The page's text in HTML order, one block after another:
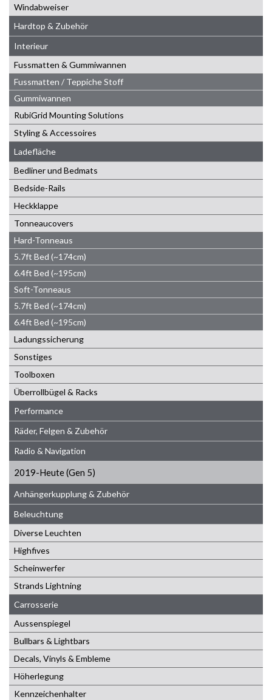
Windabweiser
Hardtop & Zubehör
Interieur
Fussmatten & Gummiwannen
Fussmatten / Teppiche Stoff
Gummiwannen
RubiGrid Mounting Solutions
Styling & Accessoires
Ladefläche
Bedliner und Bedmats
Bedside-Rails
Heckklappe
Tonneaucovers
Hard-Tonneaus
5.7ft Bed (~174cm)
6.4ft Bed (~195cm)
Soft-Tonneaus
5.7ft Bed (~174cm)
6.4ft Bed (~195cm)
Ladungssicherung
Sonstiges
Toolboxen
Überrollbügel & Racks
Performance
Räder, Felgen & Zubehör
Radio & Navigation
2019-Heute (Gen 5)
Anhängerkupplung & Zubehör
Beleuchtung
Diverse Leuchten
Highfives
Scheinwerfer
Strands Lightning
Carrosserie
Aussenspiegel
Bullbars & Lightbars
Decals, Vinyls & Embleme
Höherlegung
Kennzeichenhalter